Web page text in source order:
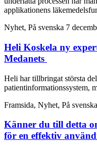
applikationens
Nyhet, På svenska 7
Heli Koskela ny
Medanets
Heli har tillbringat största
patientinformationssystem,
Framsida, Nyhet, På svenska
Känner du till detta
för en effektiv